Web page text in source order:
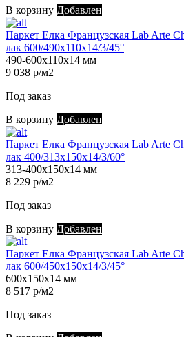
В корзину Добавлен
Паркет Елка Французская Lab Arte
лак 600/490х110х14/3/45°
490-600х110х14 мм
9 038 р/м2
Под заказ
В корзину Добавлен
Паркет Елка Французская Lab Arte
лак 400/313х150х14/3/60°
313-400х150х14 мм
8 229 р/м2
Под заказ
В корзину Добавлен
Паркет Елка Французская Lab Arte
лак 600/450х150х14/3/45°
600х150х14 мм
8 517 р/м2
Под заказ